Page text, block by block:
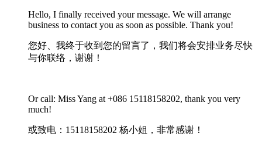
Hello, I finally received your message. We will arrange
business to contact you as soon as possible. Thank you!
您好、我终于收到您的留言了，我们将会安排业务尽快
与你联络，谢谢！
Or call: Miss Yang at +086 15118158202, thank you very
much!
或致电：15118158202 杨小姐，非常感谢！